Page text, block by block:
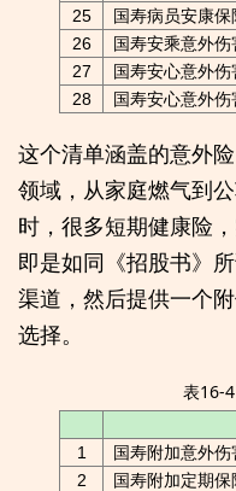
25
国寿病员安康保
26
国寿安乘意外伤
27
国寿安心意外伤
28
国寿安心意外伤
这个清单涵盖的意外
领域，从家庭燃气到
时，很多短期健康险
即是如同《招股书》
渠道，然后提供一个
选择。
表16-
1
国寿附加意外
2
国寿附加定期保